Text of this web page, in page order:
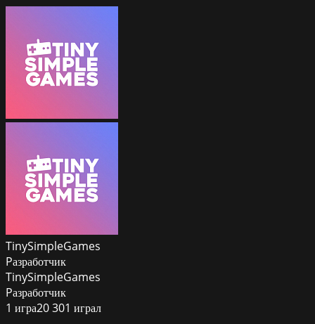
TinySimpleGames
Pазработчик
TinySimpleGames
Pазработчик
1 игра20 301 играл